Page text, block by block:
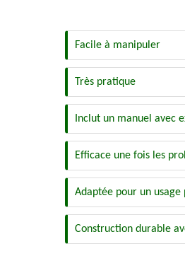
Facile à manipuler
Très pratique
Inclut un manuel avec
Efficace une fois les
Adaptée pour un usage
Construction durable